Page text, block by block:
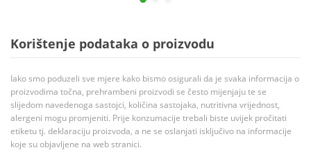
Korištenje podataka o proizvodu
Iako smo poduzeli sve mjere kako bismo osigurali da je svaka informacija o
proizvodima točna, prehrambeni proizvodi se često mijenjaju te se
slijedom navedenoga sastojci, količina sastojaka, nutritivna vrijednost,
alergeni mogu promjeniti. Prije konzumacije trebali biste uvijek pročitati
etiketu tj. deklaraciju proizvoda, a ne se oslanjati isključivo na informacije
koje su objavljene na web stranici.